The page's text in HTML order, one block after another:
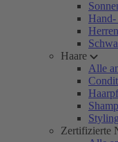
Herren
Haare
Alle
Styling
Zertifizierte